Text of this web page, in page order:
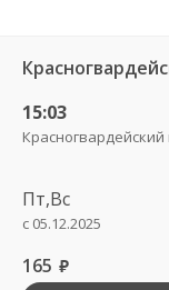
15:03
Пт,Вс
с 05.12.2025
165 руб.